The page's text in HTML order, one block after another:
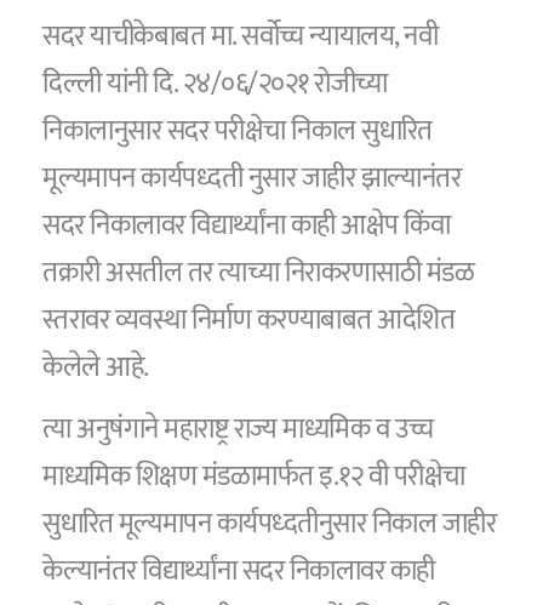
सदर याचीकेबाबत मा. सर्वोच्च न्यायालय, नवी
दिल्ली यांनी दि. २४/०६/२०२१ रोजीच्या
निकालानुसार सदर परीक्षेचा निकाल सुधारित
मूल्यमापन कार्यपध्दती नुसार जाहीर झाल्यानंतर
सदर निकालावर विद्यार्थ्यांना काही आक्षेप किंवा
तक्रारी असतील तर त्याच्या निराकरणासाठी मंडळ
स्तरावर व्यवस्था निर्माण करण्याबाबत आदेशित
केलेले आहे.
त्या अनुषंगाने महाराष्ट्र राज्य माध्यमिक व उच्च
माध्यमिक शिक्षण मंडळामार्फत इ.१२ वी परीक्षेचा
सुधारित मूल्यमापन कार्यपध्दतीनुसार निकाल जाहीर
केल्यानंतर विद्यार्थ्यांना सदर निकालावर काही